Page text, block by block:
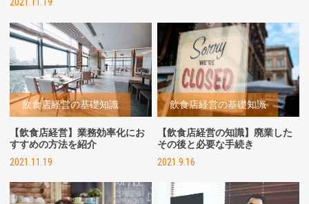
飲食店経営の基礎知識
【飲食店経営】業務効率化にお
すすめの方法を紹介
2021.11.19
飲食店経営の基礎知識
【飲食店経営の知識】廃業した
その後と必要な手続き
2021.9.16